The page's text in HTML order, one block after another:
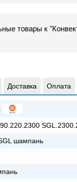
товары к
Доставка Оплата
шампань